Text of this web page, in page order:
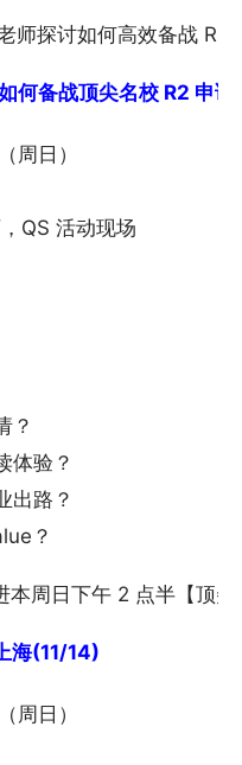
师探讨如何高效备战 R2
何备战顶尖名校 R2 申
周日）
QS 活动现场
？
体验？
出路？
？
周日下午 2 点半【顶
海(11/14)
周日）